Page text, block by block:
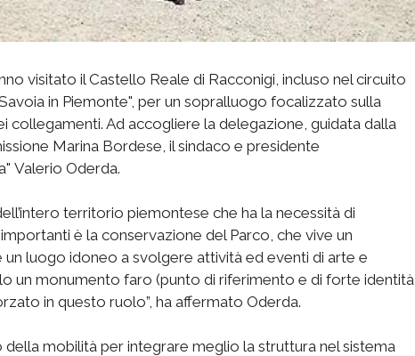
visitato il Castello Reale di Racconigi, incluso nel circuito
in Piemonte", per un sopralluogo focalizzato sulla
collegamenti. Ad accogliere la delegazione, guidata dalla
Marina Bordese, il sindaco e presidente
Valerio Oderda.
territorio piemontese che ha la necessità di
è la conservazione del Parco, che vive un
luogo idoneo a svolgere attività ed eventi di arte e
un monumento faro (punto di riferimento e di forte identità
in questo ruolo”, ha affermato Oderda.
della mobilità per integrare meglio la struttura nel sistema